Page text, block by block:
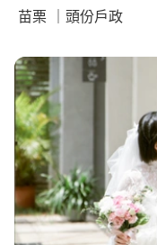
苗栗 ｜頭份戶政